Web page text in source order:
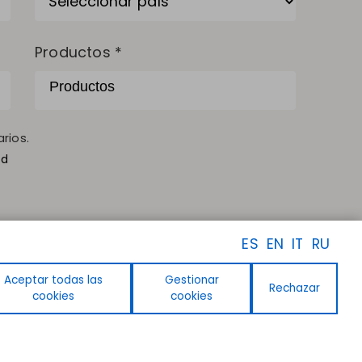
Productos *
ES EN IT RU
Aceptar todas las
cookies
Gestionar
cookies
Rechazar
SÍGUENOS